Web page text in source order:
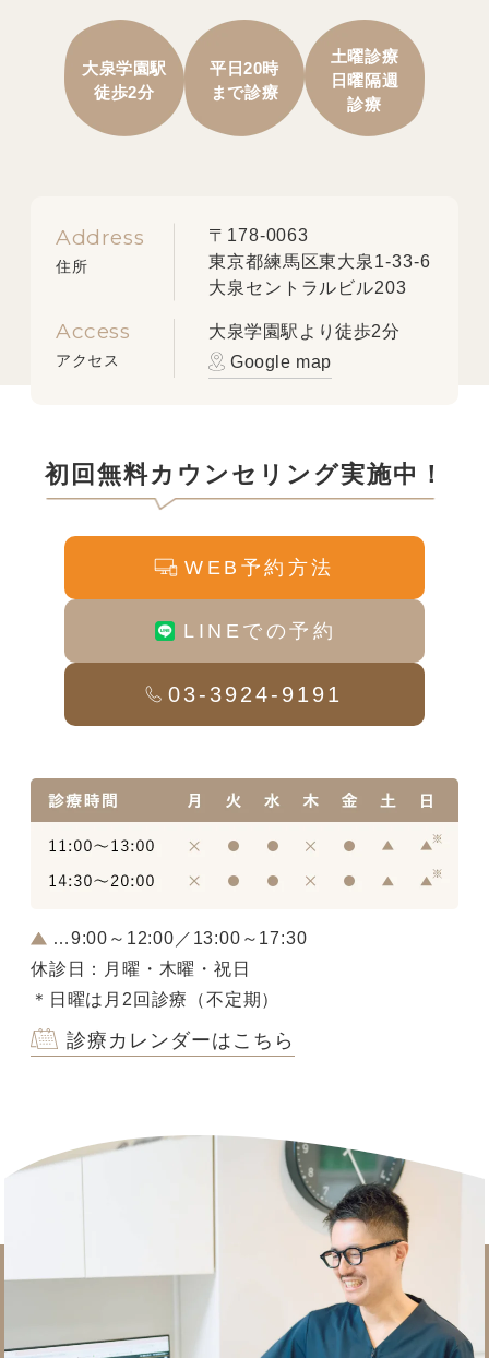
大泉学園駅
徒歩2分
平日20時
まで診療
土曜診療
日曜隔週
診療
Address
住所
〒178-0063
東京都練馬区東大泉1-33-6
大泉セントラルビル203
Access
アクセス
大泉学園駅より徒歩2分
Google map
初回無料カウンセリング実施中！
WEB予約方法
LINEでの予約
03-3924-9191
…9:00～12:00／13:00～17:30
休診日：月曜・木曜・祝日
＊日曜は月2回診療（不定期）
診療カレンダーはこちら